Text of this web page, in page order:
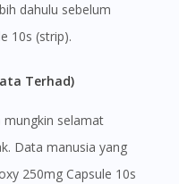
dahulu sebelum
10s (strip).
Terhad)
mungkin selamat
Data manusia yang
250mg Capsule 10s